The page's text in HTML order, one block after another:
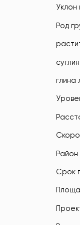
Уклон
Род
глина
Район
Срок